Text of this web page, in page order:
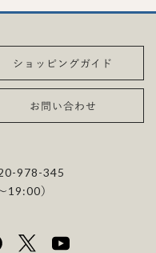
ショッピングガイド
お問い合わせ
978-345
19:00）